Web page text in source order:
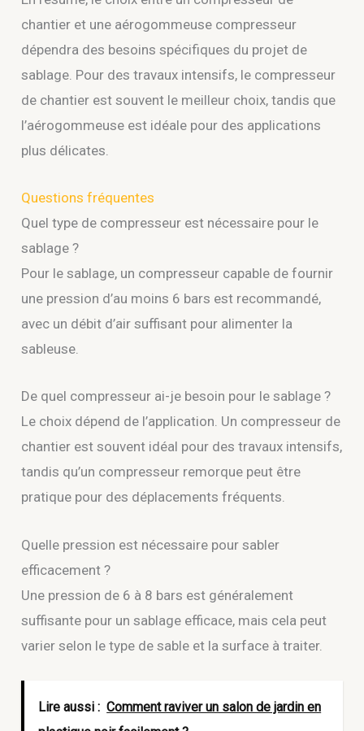
chantier et une aérogommeuse compresseur
dépendra des besoins spécifiques du projet de
sablage. Pour des travaux intensifs, le compresseur
de chantier est souvent le meilleur choix, tandis que
l’aérogommeuse est idéale pour des applications
plus délicates.
Questions fréquentes
Quel type de compresseur est nécessaire pour le
sablage ?
Pour le sablage, un compresseur capable de fournir
une pression d’au moins 6 bars est recommandé,
avec un débit d’air suffisant pour alimenter la
sableuse.
De quel compresseur ai-je besoin pour le sablage ?
Le choix dépend de l’application. Un compresseur de
chantier est souvent idéal pour des travaux intensifs,
tandis qu’un compresseur remorque peut être
pratique pour des déplacements fréquents.
Quelle pression est nécessaire pour sabler
efficacement ?
Une pression de 6 à 8 bars est généralement
suffisante pour un sablage efficace, mais cela peut
varier selon le type de sable et la surface à traiter.
Lire aussi : Comment raviver un salon de jardin en